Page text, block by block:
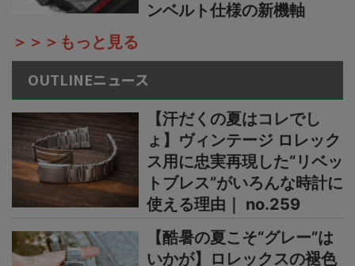
ンベルト仕様の新機軸
＞＞＞もっと見る
OUTLINEニュース
【汗だくの夏はコレでし
ょ】ヴィンテージ ロレック
ス用に忠実再現した“リベッ
トブレス”がいろんな時計に
使える理由｜ no.259
【酷暑の夏こそ“グレー”は
いかが】ロレックスの褪色